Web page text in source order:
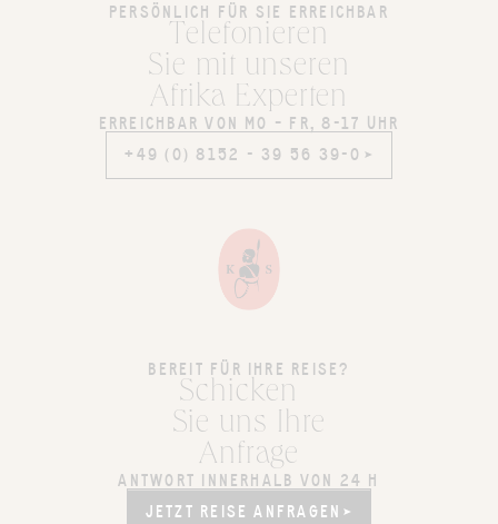
PERSÖNLICH FÜR SIE ERREICHBAR
Telefonieren
Sie mit unseren
Afrika Experten
ERREICHBAR VON MO – FR, 8-17 UHR
+49 (0) 8152 - 39 56 39-0
+49 (0) 8152 - 39 56 39-0
BEREIT FÜR IHRE REISE?
Schicken
Sie uns Ihre
Anfrage
ANTWORT INNERHALB VON 24 H
JETZT REISE ANFRAGEN
JETZT REISE ANFRAGEN